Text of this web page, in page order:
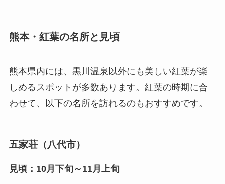
熊本・紅葉の名所と見頃
熊本県内には、黒川温泉以外にも美しい紅葉が楽
しめるスポットが多数あります。紅葉の時期に合
わせて、以下の名所を訪れるのもおすすめです。
五家荘（八代市）
見頃：10月下旬～11月上旬